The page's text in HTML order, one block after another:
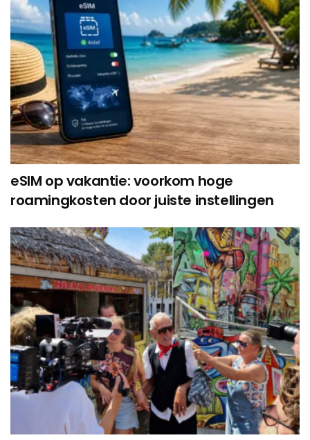
eSIM op vakantie: voorkom hoge
roamingkosten door juiste instellingen